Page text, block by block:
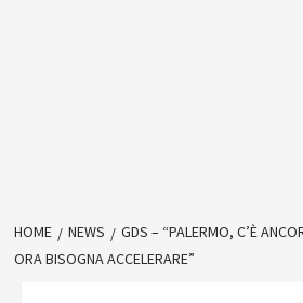
HOME NEWS
GDS – “PALERMO, C’È
ORA BISOGNA ACCELERARE”